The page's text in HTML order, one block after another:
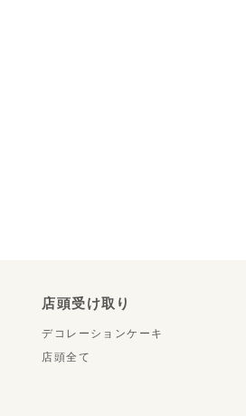
店頭受け取り
デコレーションケーキ
店頭全て